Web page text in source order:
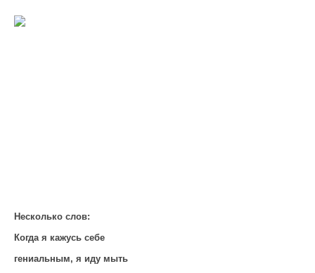
Несколько слов:
Когда я кажусь себе
гениальным, я иду мыть